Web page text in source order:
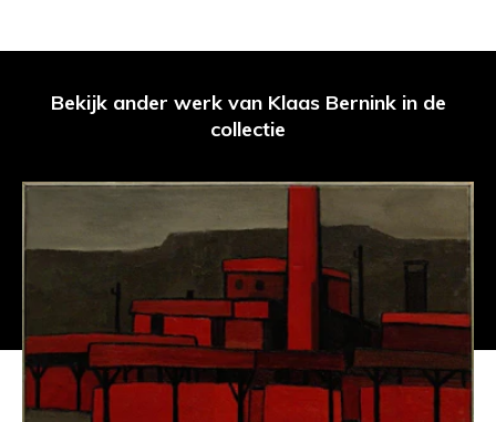
Bekijk ander werk van Klaas Bernink in de
collectie